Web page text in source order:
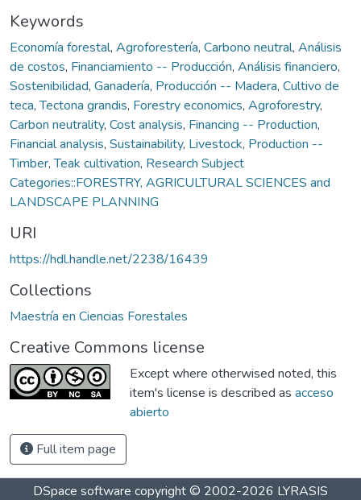
Keywords
Economía forestal, Agroforestería, Carbono neutral, Análisis
de costos, Financiamiento -- Producción, Análisis financiero,
Sostenibilidad, Ganadería, Producción -- Madera, Cultivo de
teca,Tectona grandis, Forestry economics, Agroforestry,
Carbon neutrality, Cost analysis, Financing -- Production,
Financial analysis, Sustainability, Livestock, Production --
Timber,Teak cultivation, Research Subject
Categories::FORESTRY, AGRICULTURAL SCIENCES and
LANDSCAPE PLANNING
URI
https://hdl.handle.net/2238/16439
Collections
Maestría en Ciencias Forestales
Creative Commons license
Except where otherwised noted, this
item's license is described as acceso
abierto
Full item page
DSpace software copyright © 2002-2026 LYRASIS